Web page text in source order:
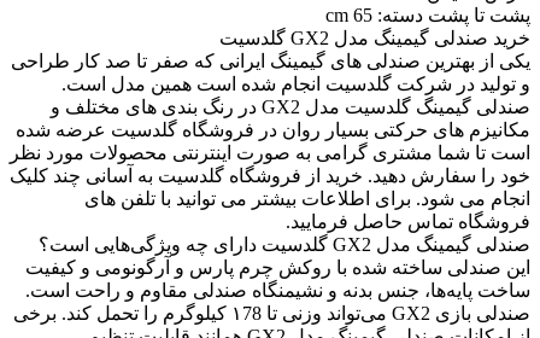
پشت تا پشت دسته: 65 cm
خرید صندلی گیمینگ مدل GX2 گلدسیت
یکی از بهترین صندلی های گیمینگ ایرانی که صفر تا صد کار طراحی
و تولید در شرکت گلدسیت انجام شده است همین مدل است.
صندلی گیمینگ گلدسیت مدل GX2 در رنگ بندی های مختلف و
مکانیزم های حرکتی بسیار روان در فروشگاه گلدسیت عرضه شده
است تا شما مشتری گرامی به صورت اینترنتی محصولات مورد نظر
خود را سفارش دهید. خرید از فروشگاه گلدسیت به آسانی چند کلیک
انجام می شود. برای اطلاعات بیشتر می توانید با تلفن های
فروشگاه تماس حاصل فرمایید.
صندلی گیمینگ مدل GX2 گلدسیت دارای چه ویژگی‌هایی است؟
این صندلی ساخته شده با روکش چرم پارس و آرگونومی و کیفیت
ساخت پایه‌ها، جنس بدنه و نشیمنگاه صندلی مقاوم و راحت است.
صندلی بازی GX2 می‌تواند وزنی تا ۱78 کیلوگرم را تحمل کند. برخی